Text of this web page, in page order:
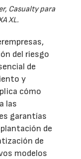
Casualty para
XL.
del riesgo
de
y
cómo
las
garantías
de
de
modelos